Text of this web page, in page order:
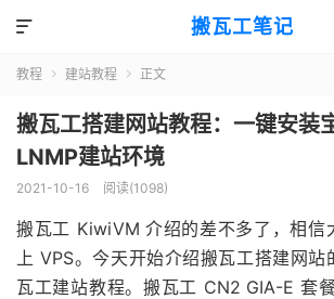
搬瓦工笔记

教程  建站教程  正文
搬瓦工搭建网站教程：一键安装
LNMP建站环境
2021-10-16 阅读(1098)
搬瓦工 KiwiVM 介绍的差不多了，相信
上 VPS。今天开始介绍搬瓦工搭建网站
瓦工建站教程。搬瓦工 CN2 GIA-E 套